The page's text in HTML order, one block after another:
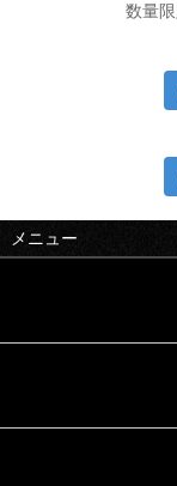
数量
メニュー